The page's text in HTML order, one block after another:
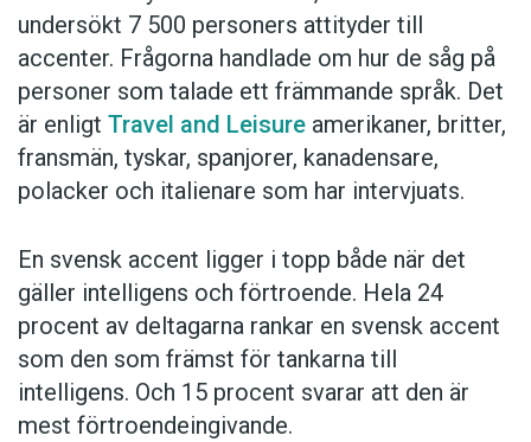
undersökt 7 500 personers attityder till
accenter. Frågorna handlade om hur de såg på
personer som talade ett främmande språk. Det
är enligt Travel and Leisure amerikaner, britter,
fransmän, tyskar, spanjorer, kanadensare,
polacker och italienare som har intervjuats.
En svensk accent ligger i topp både när det
gäller intelligens och förtroende. Hela 24
procent av deltagarna rankar en svensk accent
som den som främst för tankarna till
intelligens. Och 15 procent svarar att den är
mest förtroendeingivande.